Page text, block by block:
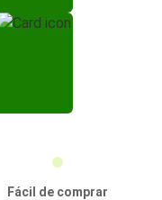
Fácil de comprar